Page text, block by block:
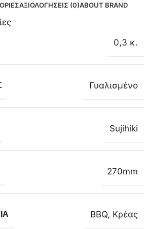
ΑΞΙΟΛΟΓΉΣΕΙΣ (0)ABOUT BRAND
0,3 κ.
Γυαλισμένο
Sujihiki
270mm
BBQ, Κρέας